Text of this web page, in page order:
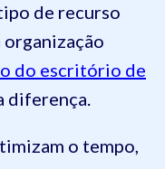
de recurso
organização
do escritório de
diferença.
o tempo,